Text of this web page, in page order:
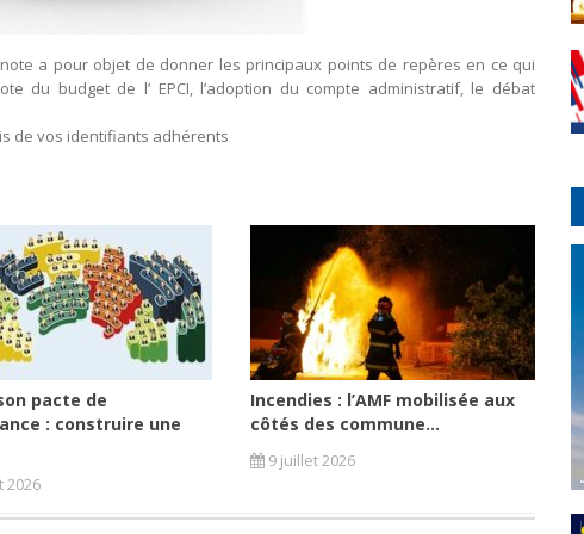
a pour objet de donner les principaux points de repères en ce qui
du budget de l’ EPCI, l’adoption du compte administratif, le débat
de vos identifiants adhérents
pacte de
: construire une
2026
Incendies : l’AMF mobilisée aux
côtés des commune...
9 juillet 2026